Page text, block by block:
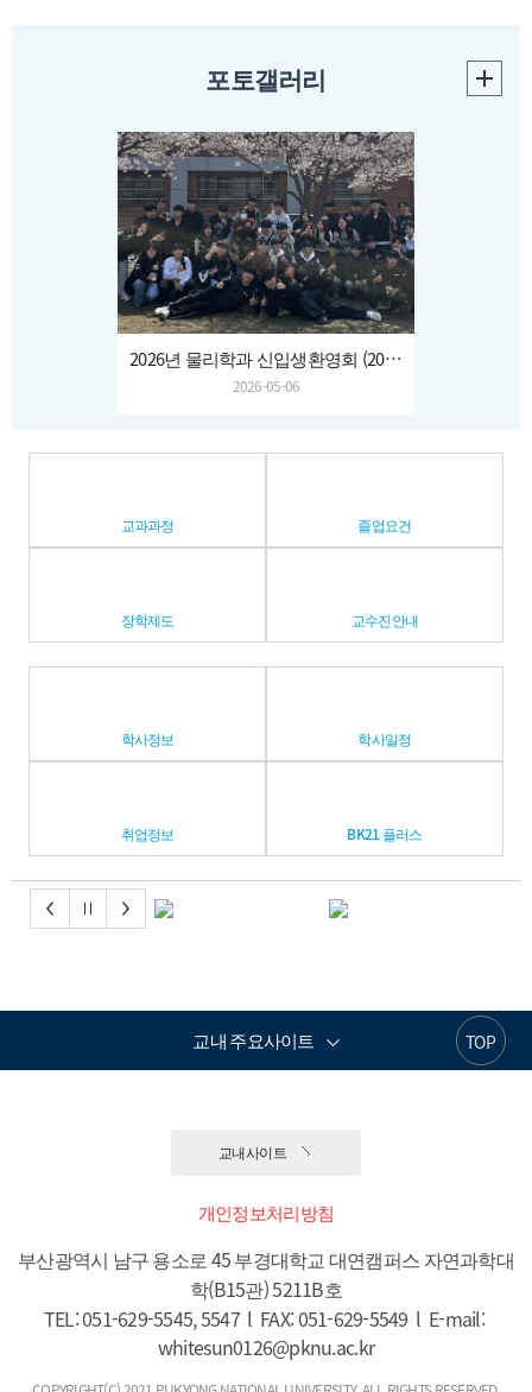
포토갤러리
2026년 물리학과 신입생환영회 (2026.04.03.~04.)
2026-05-06
교과과정 졸업요건
장학제도 교수진안내
학사정보 학사일정
취업정보 BK21 플러스
TOP
교내 주요사이트
교내사이트
개인정보처리방침
부산광역시 남구 용소로 45 부경대학교 대연캠퍼스 자연과학대
학(B15관) 5211B호
TEL: 051-629-5545, 5547  l  FAX: 051-629-5549  l  E-mail:
whitesun0126@pknu.ac.kr